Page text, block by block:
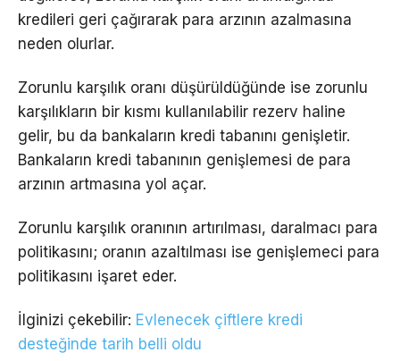
kredileri geri çağırarak para arzının azalmasına
neden olurlar.
Zorunlu karşılık oranı düşürüldüğünde ise zorunlu
karşılıkların bir kısmı kullanılabilir rezerv haline
gelir, bu da bankaların kredi tabanını genişletir.
Bankaların kredi tabanının genişlemesi de para
arzının artmasına yol açar.
Zorunlu karşılık oranının artırılması, daralmacı para
politikasını; oranın azaltılması ise genişlemeci para
politikasını işaret eder.
İlginizi çekebilir: Evlenecek çiftlere kredi
desteğinde tarih belli oldu